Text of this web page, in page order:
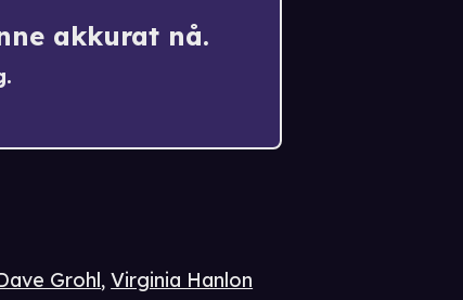
akkurat nå.
Grohl,Virginia Hanlon